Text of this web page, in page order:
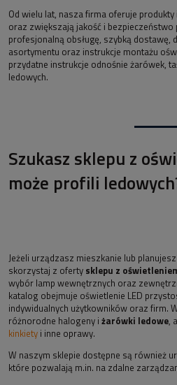
Od wielu lat, nasza firma oferuje produkty
oraz zwiększają jakość i bezpieczeństwo
profesjonalną obsługę, szybką
asortymentu oraz instrukcje montażu
przydatne instrukcje odnośnie żarówek,
ledowych.
Szukasz sklepu z
może profili
Jeżeli urządzasz mieszkanie lub
skorzystaj z oferty sklepu z
wybór lamp wewnętrznych oraz
katalog obejmuje oświetlenie LED
indywidualnych użytkowników oraz firm.
różnorodne halogeny i żarówki ledowe,
kinkiety i inne oprawy.
W naszym sklepie dostępne są również
które pozwalają m.in. na zdalne